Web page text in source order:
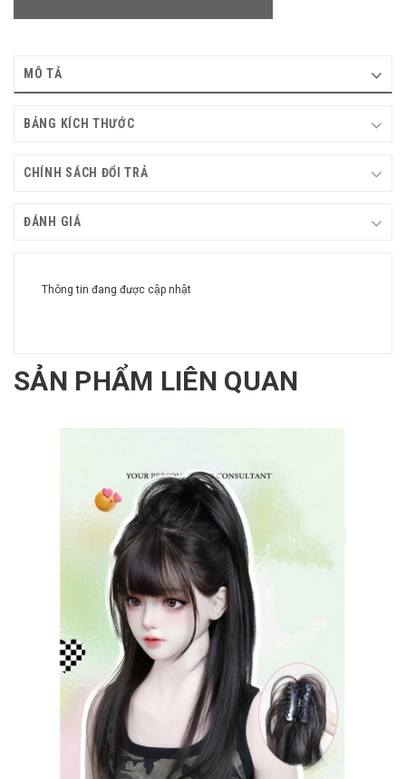
MÔ TẢ
BẢNG KÍCH THƯỚC
CHÍNH SÁCH ĐỔI TRẢ
ĐÁNH GIÁ
Thông tin đang được cập nhật
SẢN PHẨM LIÊN QUAN